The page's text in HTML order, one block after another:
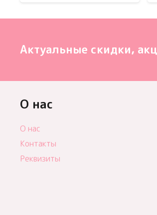
Актуальные скидки,
О нас
О нас
Контакты
Реквизиты